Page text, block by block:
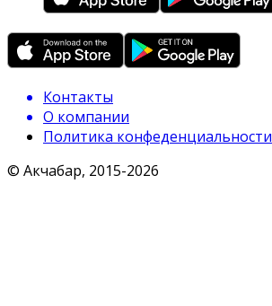
Контакты
О компании
Политика конфеденциальности
© Акчабар, 2015-2026